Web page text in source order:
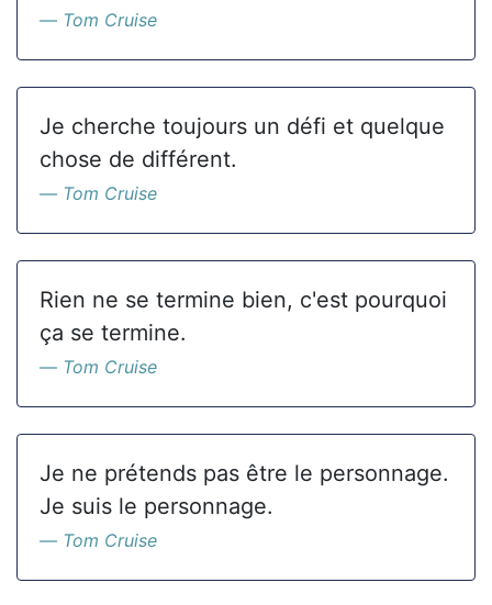
Tom Cruise
Je cherche toujours un défi et quelque
chose de différent.
Tom Cruise
Rien ne se termine bien, c'est pourquoi
ça se termine.
Tom Cruise
Je ne prétends pas être le personnage.
Je suis le personnage.
Tom Cruise